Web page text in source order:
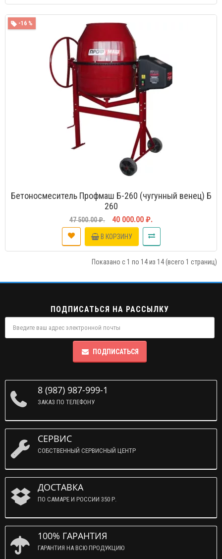
-16 %
Бетоносмеситель Профмаш Б-260 (чугунный венец) Б
260
47 500.00 ₽. 40 000.00 ₽.
В КОРЗИНУ
Показано с 1 по 14 из 14 (всего 1 страниц)
ПОДПИСАТЬСЯ НА РАССЫЛКУ
ПОДПИСАТЬСЯ
8 (987) 987-999-1
ЗАКАЗ ПО ТЕЛЕФОНУ
СЕРВИС
СОБСТВЕННЫЙ СЕРВИСНЫЙ ЦЕНТР
ДОСТАВКА
ПО САМАРЕ И РОССИИ 350 Р.
100% ГАРАНТИЯ
ГАРАНТИЯ НА ВСЮ ПРОДУКЦИЮ